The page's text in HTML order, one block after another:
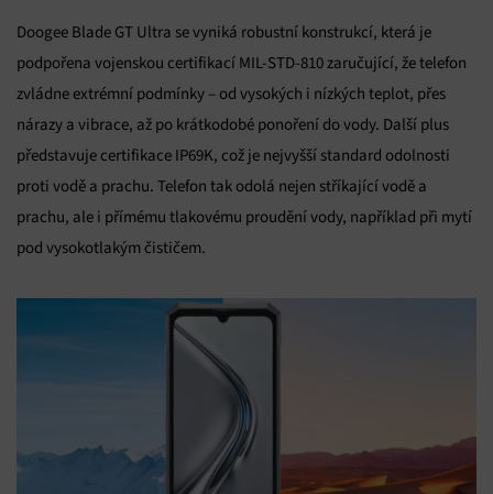
Doogee Blade GT Ultra se vyniká robustní konstrukcí, která je
podpořena vojenskou certifikací MIL-STD-810 zaručující, že telefon
zvládne extrémní podmínky – od vysokých i nízkých teplot, přes
nárazy a vibrace, až po krátkodobé ponoření do vody. Další plus
představuje certifikace IP69K, což je nejvyšší standard odolnosti
proti vodě a prachu. Telefon tak odolá nejen stříkající vodě a
prachu, ale i přímému tlakovému proudění vody, například při mytí
pod vysokotlakým čističem.